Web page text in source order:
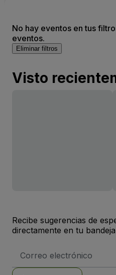
No hay eventos en tus
eventos.
Eliminar filtros
Visto
Recibe sugerencias de
directamente en tu
de